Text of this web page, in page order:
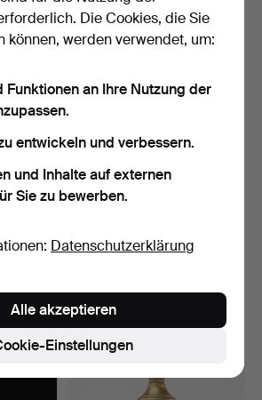
99 USD
OLLE ALBERIUS.
Tischlampe, Orrefors.
4 Gebote
37 USD
Die Cookies, die Sie
können, werden verwendet, um:
Funktionen an Ihre Nutzung der
entwickeln und verbessern.
und Inhalte auf externen
Sie zu bewerben.
Datenschutzerklärung
Einstellungen
Alle akzeptieren